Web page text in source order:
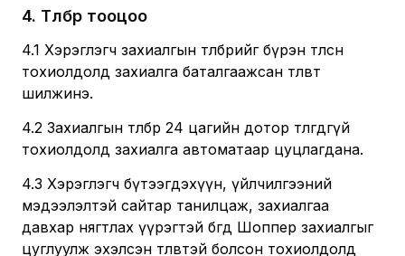
4. Төлбөр тооцоо
4.1 Хэрэглэгч захиалгын төлбөрийг бүрэн төлсөн
тохиолдолд захиалга баталгаажсан төлөвт
шилжинэ.
4.2 Захиалгын төлбөр 24 цагийн дотор төлөгдөөгүй
тохиолдолд захиалга автоматаар цуцлагдана.
4.3 Хэрэглэгч бүтээгдэхүүн, үйлчилгээний
мэдээлэлтэй сайтар танилцаж, захиалгаа
давхар нягтлах үүрэгтэй бөгөөд Шоппер захиалгыг
цуглуулж эхэлсэн төлөвтэй болсон тохиолдолд